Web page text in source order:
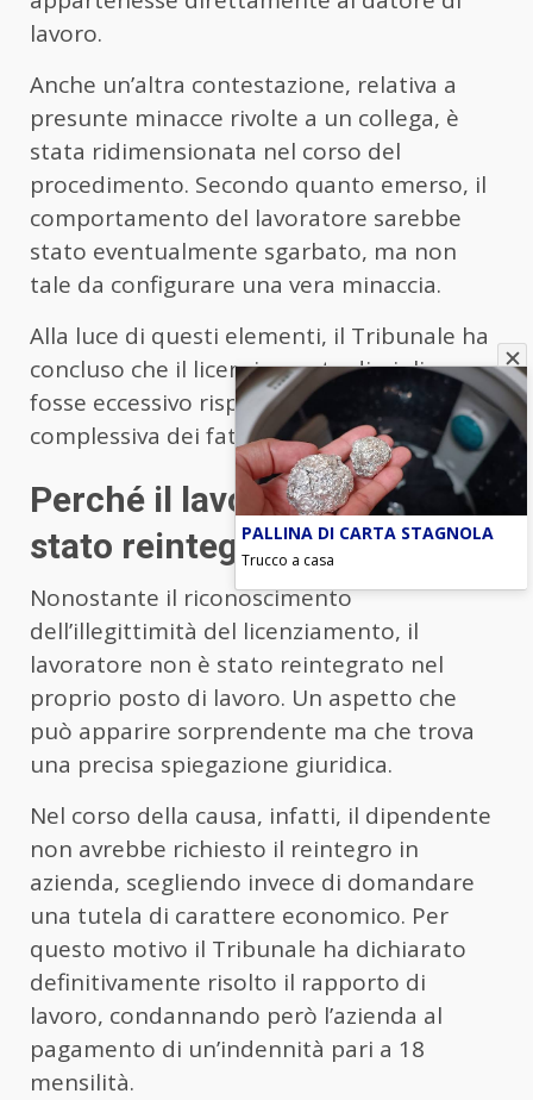
lavoro.
Anche un’altra contestazione, relativa a
presunte minacce rivolte a un collega, è
stata ridimensionata nel corso del
procedimento. Secondo quanto emerso, il
comportamento del lavoratore sarebbe
stato eventualmente sgarbato, ma non
tale da configurare una vera minaccia.
Alla luce di questi elementi, il Tribunale ha
concluso che il licenziamento disciplinare
fosse eccessivo rispetto alla gravità
complessiva dei fatti.
Perché il lavoratore non è
stato reintegrato
Nonostante il riconoscimento
dell’illegittimità del licenziamento, il
lavoratore non è stato reintegrato nel
proprio posto di lavoro. Un aspetto che
può apparire sorprendente ma che trova
una precisa spiegazione giuridica.
Nel corso della causa, infatti, il dipendente
non avrebbe richiesto il reintegro in
azienda, scegliendo invece di domandare
una tutela di carattere economico. Per
questo motivo il Tribunale ha dichiarato
definitivamente risolto il rapporto di
lavoro, condannando però l’azienda al
pagamento di un’indennità pari a 18
mensilità.
PALLINA DI CARTA STAGNOLA
Trucco a casa